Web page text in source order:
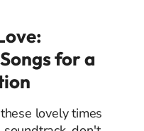
for a
lovely times